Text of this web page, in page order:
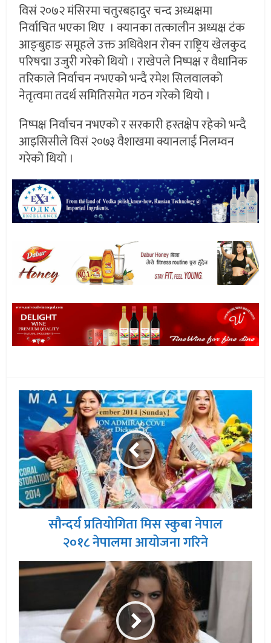
विसं २०७२ मंसिरमा चतुरबहादुर चन्द अध्यक्षमा
निर्वाचित भएका थिए । क्यानका तत्कालीन अध्यक्ष टंक
आङ्बुहाङ समूहले उक्त अधिवेशन रोक्न राष्ट्रिय खेलकुद
परिषद्मा उजुरी गरेको थियो । राखेपले निष्पक्ष र वैधानिक
तरिकाले निर्वाचन नभएको भन्दै रमेश सिलवालको
नेतृत्वमा तदर्थ समितिसमेत गठन गरेको थियो ।
निष्पक्ष निर्वाचन नभएको र सरकारी हस्तक्षेप रहेको भन्दै
आइसिसीले विसं २०७३ वैशाखमा क्यानलाई निलम्वन
गरेको थियो ।
सौन्दर्य प्रतियोगिता मिस स्कुबा नेपाल
२०१८ नेपालमा आयोजना गरिने